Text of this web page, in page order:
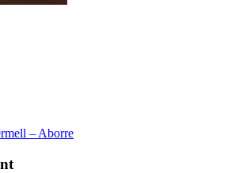
– Aborre